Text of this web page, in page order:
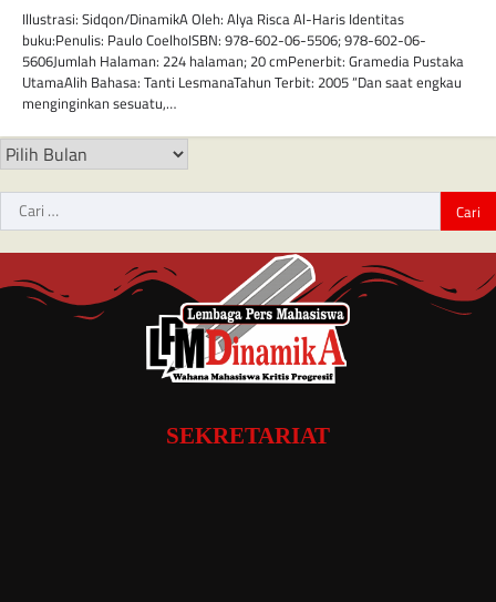
Illustrasi: Sidqon/DinamikA Oleh: Alya Risca Al-Haris Identitas
buku:Penulis: Paulo CoelhoISBN: 978-602-06-5506; 978-602-06-
5606Jumlah Halaman: 224 halaman; 20 cmPenerbit: Gramedia Pustaka
UtamaAlih Bahasa: Tanti LesmanaTahun Terbit: 2005 “Dan saat engkau
menginginkan sesuatu,…
SEKRETARIAT